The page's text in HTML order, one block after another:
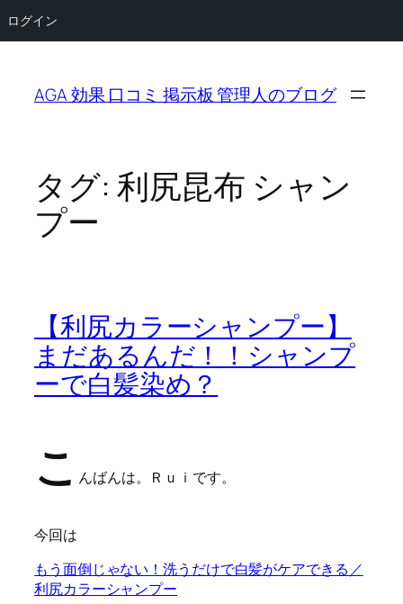
ログイン
AGA 効果 口コミ 掲示板 管理人のブログ
タグ: 利尻昆布 シャン
プー
【利尻カラーシャンプー】
まだあるんだ！！シャンプ
ーで白髪染め？
こ んばんは。Ｒｕｉです。
今回は
もう面倒じゃない！洗うだけで白髪がケアできる／
利尻カラーシャンプー